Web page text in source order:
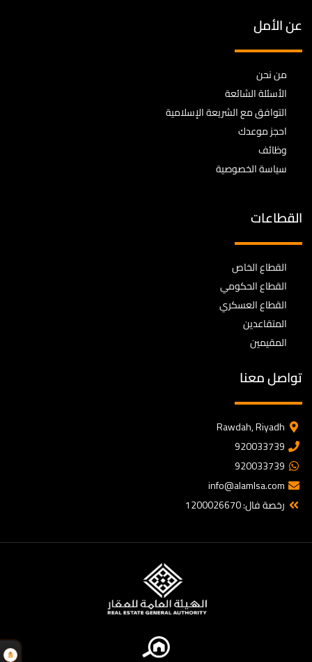
عن الأمل
من نحن
الأسئلة الشائعة
التوافق مع الشريعة الإسلامية
احجز موعدك
وظائف
سياسة الخصوصية
القطاعات
القطاع الخاص
القطاع الحكومي
القطاع العسكري
المتقاعدين
المقيمين
تواصل معنا
Rawdah, Riyadh
920033739
920033739
info@alamlsa.com
رخصة فال: 1200026670